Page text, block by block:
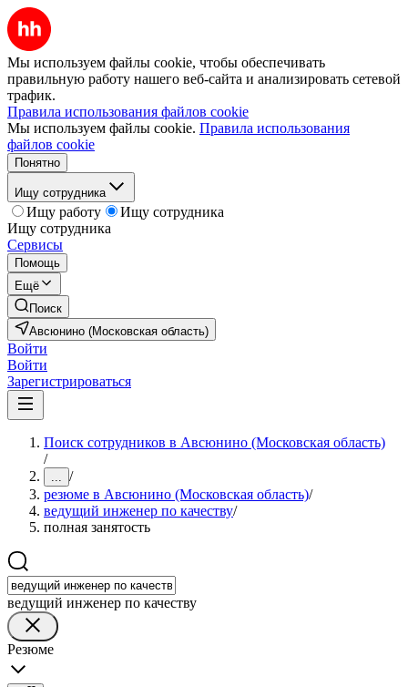
Мы используем файлы cookie, чтобы обеспечивать
правильную работу нашего веб-сайта и анализировать сетевой
трафик.
Правила использования файлов cookie
Мы используем файлы cookie. Правила использования
файлов cookie
Понятно
Ищу сотрудника
Ищу работу
Ищу сотрудника
Ищу сотрудника
Сервисы
Помощь
Ещё
Поиск
Авсюнино (Московская область)
Войти
Войти
Зарегистрироваться
Поиск сотрудников в Авсюнино (Московская область)
/
... /
резюме в Авсюнино (Московская область)/
ведущий инженер по качеству/
полная занятость
ведущий инженер по качеству
Резюме